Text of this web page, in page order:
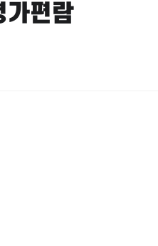
편람